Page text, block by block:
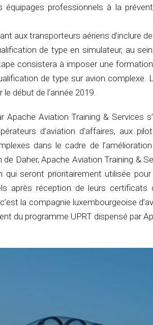
équipages professionnels à la
aux transporteurs aériens d’inclure
de type en simulateur, au
consistera à imposer une
de type sur avion complexe.
début de l’année 2019.
Apache Aviation Training & Services
d’aviation d’affaires, aux
dans le cadre de
Daher, Apache Aviation Training &
seront prioritairement utilisée
après réception de leurs certificats
la compagnie luxembourgeoise
du programme UPRT dispensé par